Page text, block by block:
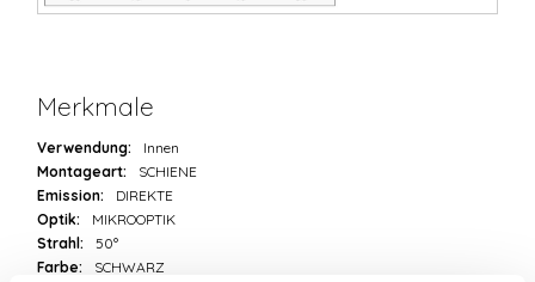
Merkmale
Verwendung:
Innen
Montageart:
SCHIENE
Emission:
DIREKTE
Optik:
MIKROOPTIK
Strahl:
50°
Farbe:
SCHWARZ